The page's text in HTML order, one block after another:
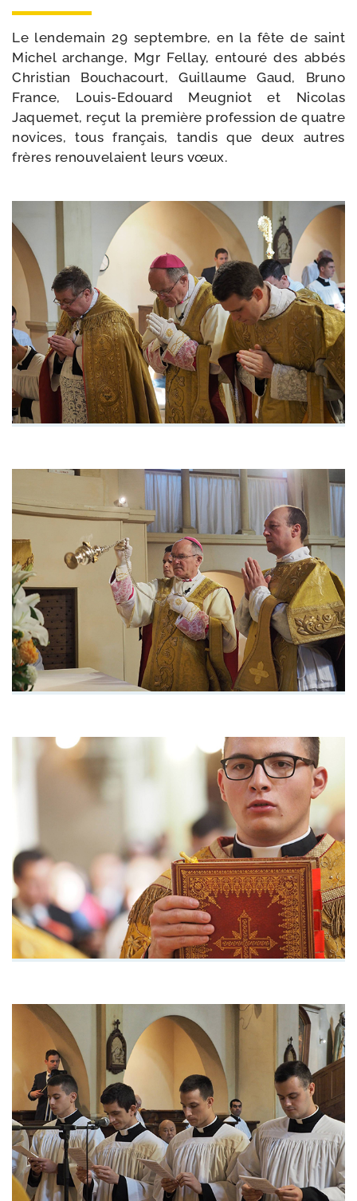
Le len­de­main 29 sep­tembre, en la fête de saint
Michel archange, Mgr Fellay, entou­ré des abbés
Christian Bouchacourt, Guillaume Gaud, Bruno
France, Louis-​Edouard Meugniot et Nicolas
Jaquemet, reçut la pre­mière pro­fes­sion de quatre
novices, tous fran­çais, tan­dis que deux autres
frères renou­ve­laient leurs vœux.